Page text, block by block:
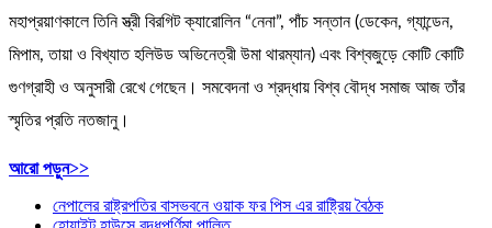
মহাপ্রয়াণকালে তিনি স্ত্রী বিরগিট ক্যারোলিন “নেনা”, পাঁচ সন্তান (ডেকেন, গ্যান্ডেন,
মিপাম, তায়া ও বিখ্যাত হলিউড অভিনেত্রী উমা থারম্যান) এবং বিশ্বজুড়ে কোটি কোটি
গুণগ্রাহী ও অনুসারী রেখে গেছেন। সমবেদনা ও শ্রদ্ধায় বিশ্ব বৌদ্ধ সমাজ আজ তাঁর
স্মৃতির প্রতি নতজানু।
আরো পড়ুন>>:
মার্কিন
নেপালের রাষ্ট্রপতির বাসভবনে ওয়াক ফর পিস এর রাষ্ট্রিয় বৈঠক